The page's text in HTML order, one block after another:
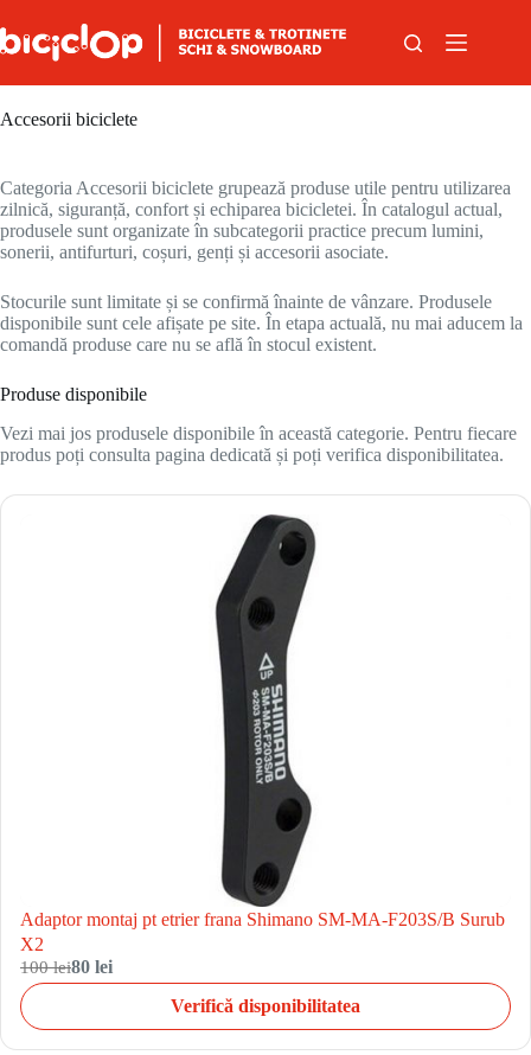
Accesorii biciclete
Categoria Accesorii biciclete grupează produse utile pentru utilizarea
zilnică, siguranță, confort și echiparea bicicletei. În catalogul actual,
produsele sunt organizate în subcategorii practice precum lumini,
sonerii, antifurturi, coșuri, genți și accesorii asociate.
Stocurile sunt limitate și se confirmă înainte de vânzare. Produsele
disponibile sunt cele afișate pe site. În etapa actuală, nu mai aducem la
comandă produse care nu se află în stocul existent.
Produse disponibile
Vezi mai jos produsele disponibile în această categorie. Pentru fiecare
produs poți consulta pagina dedicată și poți verifica disponibilitatea.
Adaptor montaj pt etrier frana Shimano SM-MA-F203S/B Surub
X2
100 lei80 lei
Verifică disponibilitatea